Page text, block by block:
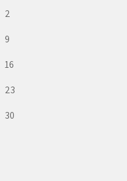
2
9
16
23
30